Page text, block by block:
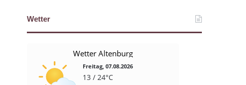
Wetter
Wetter Altenburg
Freitag, 07.08.2026
13 / 24°C